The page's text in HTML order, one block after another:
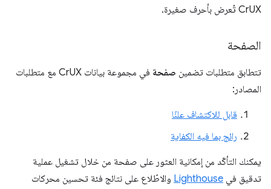
CrUX تُعرض بأحرف صغيرة.
الصفحة
تتطابق متطلبات تضمين صفحة
في مجموعة بيانات CrUX مع متطلبات
المصادر:
قابل للاكتشاف علنًا
رائج بما فيه الكفاية
يمكنك التأكّد من إمكانية العثور على صفحة من خلال تشغيل عملية
تدقيق في Lighthouse والاطّلاع على نتائج فئة تحسين محركات